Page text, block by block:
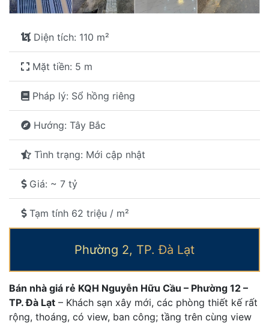
Diện tích: 110 m²
Mặt tiền: 5 m
Pháp lý: Sổ hồng riêng
Hướng: Tây Bắc
Tình trạng: Mới cập nhật
Giá: ~ 7 tỷ
Tạm tính 62 triệu / m²
Phường 2, TP. Đà Lạt
Bán nhà giá rẻ KQH Nguyễn Hữu Cầu – Phường 12 –
TP. Đà Lạt – Khách sạn xây mới, các phòng thiết kế rất
rộng, thoáng, có view, ban công; tầng trên cùng view